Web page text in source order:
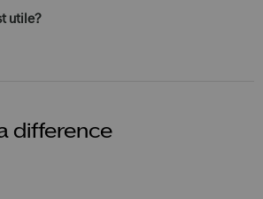
utile?
difference